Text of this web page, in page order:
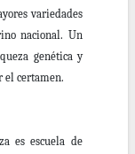
variedades
nacional. Un
genética y
el certamen.
es escuela de